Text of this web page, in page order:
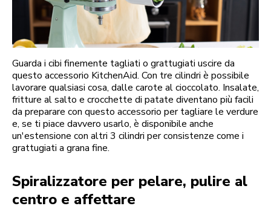
Guarda i cibi finemente tagliati o grattugiati uscire da
questo accessorio KitchenAid. Con tre cilindri è possibile
lavorare qualsiasi cosa, dalle carote al cioccolato. Insalate,
fritture al salto e crocchette di patate diventano più facili
da preparare con questo accessorio per tagliare le verdure
e, se ti piace davvero usarlo, è disponibile anche
un'estensione con altri 3 cilindri per consistenze come i
grattugiati a grana fine.
Spiralizzatore per pelare, pulire al
centro e affettare